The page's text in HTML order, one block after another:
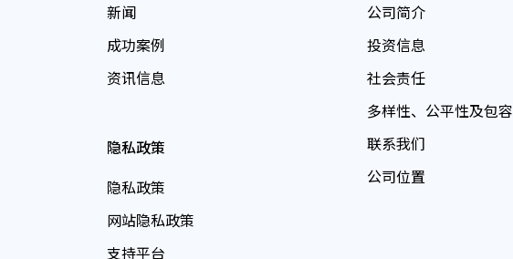
新闻
成功案例
资讯信息
隐私政策
隐私政策
网站隐私政策
支持平台
公司简介
投资信息
社会责任
多样性、公平性及包
联系我们
公司位置